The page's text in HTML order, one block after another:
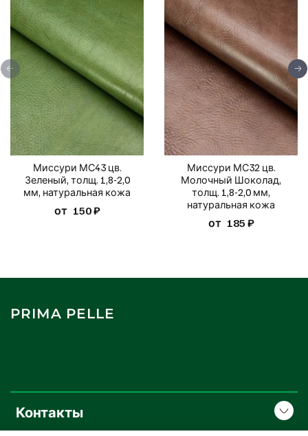
Миссури МС43 цв.
Зеленый, толщ. 1,8-2,0
мм, натуральная кожа
от 150 ₽
Миссури МС32 цв.
Молочный Шоколад,
толщ. 1,8-2,0 мм,
натуральная кожа
от 185 ₽
Контакты
PRIMA PELLE